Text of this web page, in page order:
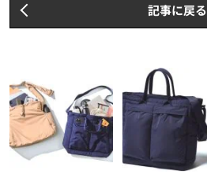
記事に戻る